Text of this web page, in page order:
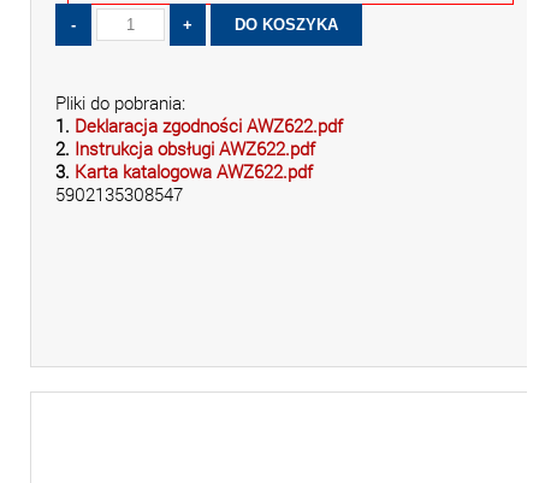
Pliki do pobrania:
1. Deklaracja zgodności AWZ622.pdf
2. Instrukcja obsługi AWZ622.pdf
3. Karta katalogowa AWZ622.pdf
5902135308547